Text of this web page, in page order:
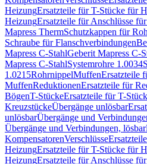
HeizungErsatzteile für T-Stücke für
HeizungErsatzteile für Anschlüsse
Mapress ThermSchutzkappen für
Schraube für Flanschverbindungen
Mapress C-StahlGeberit Mapress C-
Mapress C-StahlSystemrohre 1.0034
1.0215RohrnippelMuffenErsatzteile
MuffenReduktionenErsatzteile für
BögenT-StückeErsatzteile für T-
KreuzstückeÜbergänge unlösbar
unlösbarÜbergänge und
Übergänge und Verbindungen, lösbar
KompensatorenVerschlüsse
HeizungErsatzteile für T-Stücke für
HeizungErsatzteile für Anschlüsse